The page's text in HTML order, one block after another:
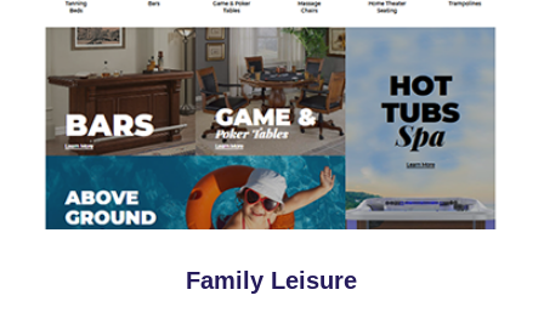
Family Leisure